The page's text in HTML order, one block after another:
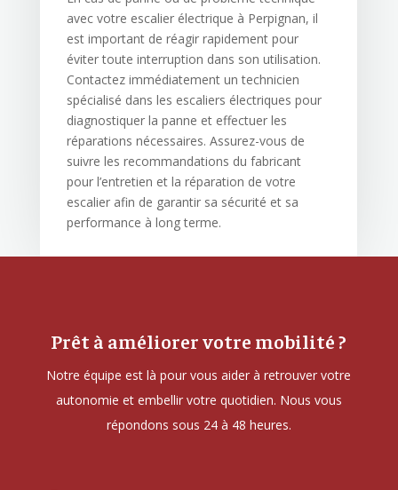
avec votre escalier électrique à Perpignan, il
est important de réagir rapidement pour
éviter toute interruption dans son utilisation.
Contactez immédiatement un technicien
spécialisé dans les escaliers électriques pour
diagnostiquer la panne et effectuer les
réparations nécessaires. Assurez-vous de
suivre les recommandations du fabricant
pour l’entretien et la réparation de votre
escalier afin de garantir sa sécurité et sa
performance à long terme.
Prêt à améliorer votre mobilité ?
Notre équipe est là pour vous aider à retrouver votre
autonomie et embellir votre quotidien. Nous vous
répondons sous 24 à 48 heures.